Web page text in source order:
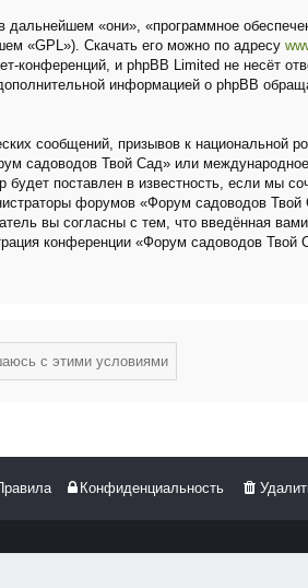
«они», «программное
«GPL»). Скачать его можно по адресу
конференций, и phpBB Limited не несёт
информацией о phpBB
сообщений, призывов к национальной
садоводов Твой Сад» или
поставлен в известность, если мы
форумов «Форум садоводов
вы согласны с тем, что введённая
конференции «Форум садоводов
Конфиденциальность